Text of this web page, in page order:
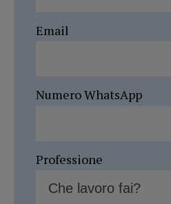
Email
Numero WhatsApp
Professione